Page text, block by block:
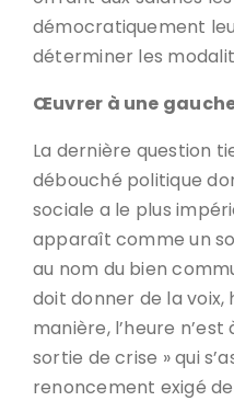
démocratiquement
déterminer les
Œuvrer à une
La dernière question
débouché politique
sociale a le plus
apparaît comme un
au nom du bien
doit donner de la voix,
manière, l’heure
sortie de crise » qui
renoncement exigé